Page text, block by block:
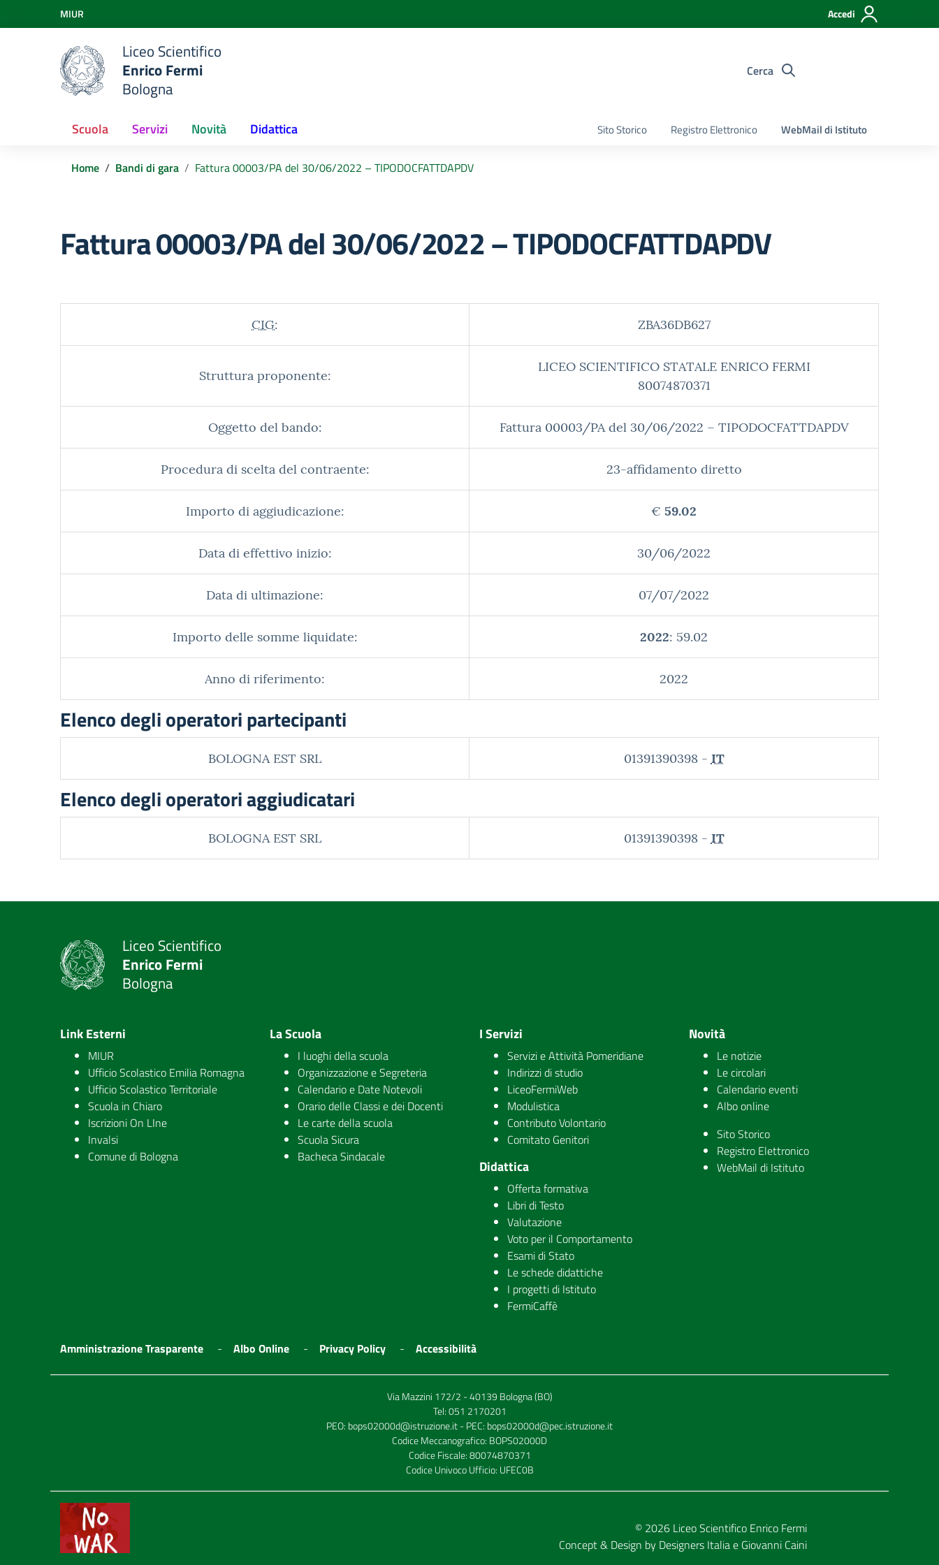
Vai ai contenuti
Vai al menu di navigazione
Vai al footer
MIUR Accedi
Liceo Scientifico
Enrico Fermi
Bologna
Cerca
Sito Storico Registro Elettronico WebMail di Istituto
Scuola Servizi Novità Didattica
Home Bandi di gara Fattura 00003/PA del 30/06/2022 – TIPODOCFATTDAPDV
Fattura 00003/PA del 30/06/2022 – TIPODOCFATTDAPDV
CIG: ZBA36DB627
Struttura proponente:
LICEO SCIENTIFICO STATALE ENRICO FERMI
80074870371
Oggetto del bando: Fattura 00003/PA del 30/06/2022 – TIPODOCFATTDAPDV
Procedura di scelta del contraente: 23-affidamento diretto
Importo di aggiudicazione: € 59.02
Data di effettivo inizio: 30/06/2022
Data di ultimazione: 07/07/2022
Importo delle somme liquidate: 2022: 59.02
Anno di riferimento: 2022
Elenco degli operatori partecipanti
BOLOGNA EST SRL 01391390398 - IT
Elenco degli operatori aggiudicatari
BOLOGNA EST SRL 01391390398 - IT
Liceo Scientifico
Enrico Fermi
Bologna
Link Esterni
MIUR
Ufficio Scolastico Emilia Romagna
Ufficio Scolastico Territoriale
Scuola in Chiaro
Iscrizioni On LIne
Invalsi
Comune di Bologna
La Scuola
I luoghi della scuola
Organizzazione e Segreteria
Calendario e Date Notevoli
Orario delle Classi e dei Docenti
Le carte della scuola
Scuola Sicura
Bacheca Sindacale
I Servizi
Servizi e Attività Pomeridiane
Indirizzi di studio
LiceoFermiWeb
Modulistica
Contributo Volontario
Comitato Genitori
Didattica
Offerta formativa
Libri di Testo
Valutazione
Voto per il Comportamento
Esami di Stato
Le schede didattiche
I progetti di Istituto
FermiCaffè
Novità
Le notizie
Le circolari
Calendario eventi
Albo online
Sito Storico
Registro Elettronico
WebMail di Istituto
Amministrazione Trasparente Albo Online Privacy Policy Accessibilità
Via Mazzini 172/2 - 40139 Bologna (BO)
Tel:051 2170201
PEO: bops02000d@istruzione.it- PEC: bops02000d@pec.istruzione.it
Codice Meccanografico: BOPS02000D
Codice Fiscale: 80074870371
Codice Univoco Ufficio: UFEC0B
© 2026 Liceo Scientifico Enrico Fermi
Concept & Design by Designers Italiae Giovanni Caini